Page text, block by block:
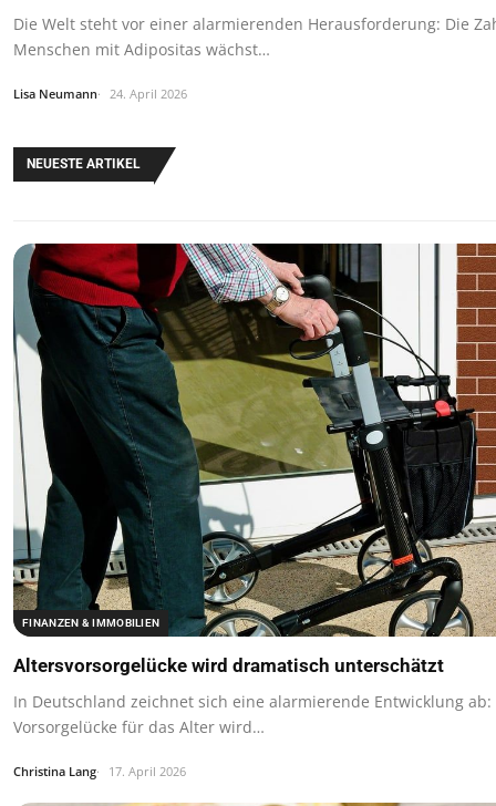
Die Welt steht vor einer alarmierenden Herausforderung: Die
Menschen mit Adipositas wächst…
Lisa Neumann 24. April 2026
NEUESTE ARTIKEL
FINANZEN & IMMOBILIEN
Altersvorsorgelücke wird dramatisch unterschätzt
In Deutschland zeichnet sich eine alarmierende Entwicklung ab:
Vorsorgelücke für das Alter wird…
Christina Lang 17. April 2026